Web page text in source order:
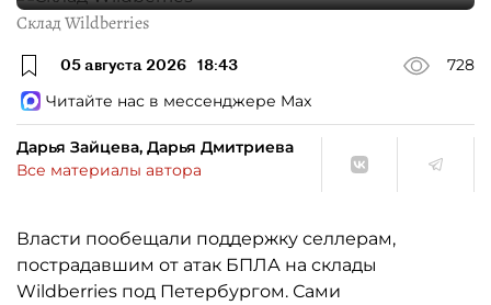
Склад Wildberries
05 августа 2026 18:43
728
Читайте нас в мессенджере Max
Дарья Зайцева, Дарья Дмитриева
Все материалы автора
Власти пообещали поддержку селлерам,
пострадавшим от атак БПЛА на склады
Wildberries под Петербургом. Сами